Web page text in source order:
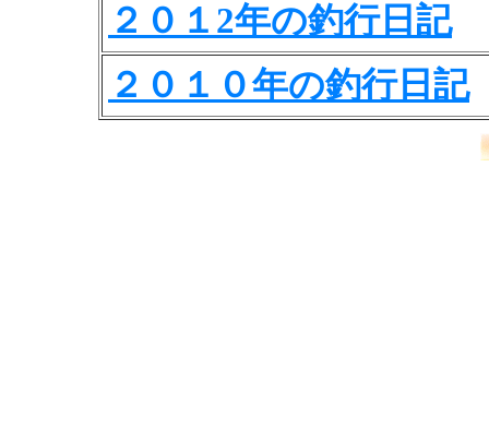
２０１2年の釣行日記
２０１０年の釣行日記